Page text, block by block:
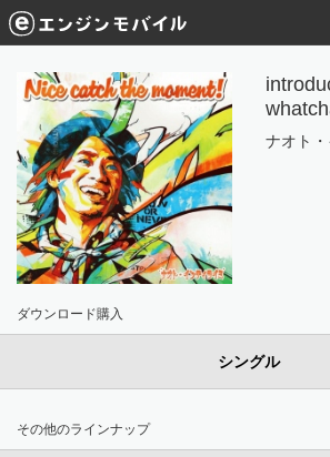
ナオト
ダウンロード購入
シングル
その他のラインナップ